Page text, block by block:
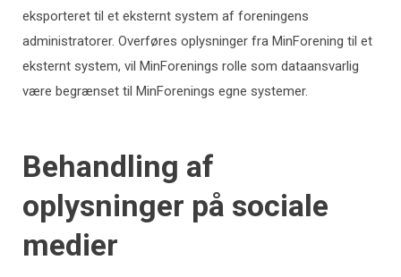
eksporteret til et eksternt system af foreningens
administratorer. Overføres oplysninger fra MinForening til et
eksternt system, vil MinForenings rolle som dataansvarlig
være begrænset til MinForenings egne systemer.
Behandling af
oplysninger på sociale
medier